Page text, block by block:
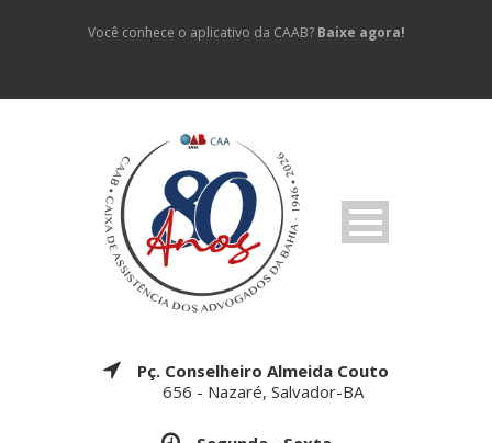
Você conhece o aplicativo da CAAB? Baixe agora!
Pç. Conselheiro Almeida Couto
656 - Nazaré, Salvador-BA